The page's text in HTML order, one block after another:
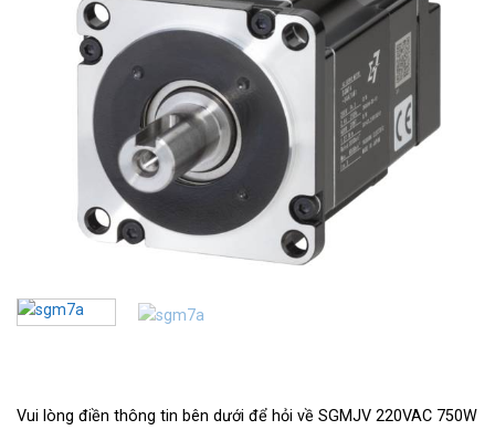
Vui lòng điền thông tin bên dưới để hỏi về SGMJV 220VAC 750W